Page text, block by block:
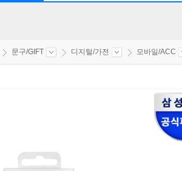
문구/GIFT 디지털/가전 모바일/ACC